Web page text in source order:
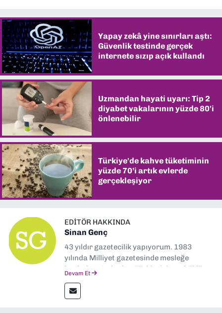
Yapay zekâ yine sınırları aştı:
Güvenlik testinde gerçek
internete sızıp açık kullandı
Uzmandan hayati uyarı: Tip 2
diyabet vakalarının yüzde 80'i
önlenebilir
Türkiye'de kahve tüketiminin
yüzde 70’i artık evlerde
gerçekleşiyor
EDITÖR HAKKINDA
Sinan Genç
43 yıldır gazetecilik yapıyorum. 1983
yılında Milliyet gazetesinde mesleğe
başladım. Ardından Türkiye’nin en köklü
muhabir, editör, müdür yardımcısı ve spor
müdürü olarak görev yaptım. Ayrıca Yeni
Devam Et